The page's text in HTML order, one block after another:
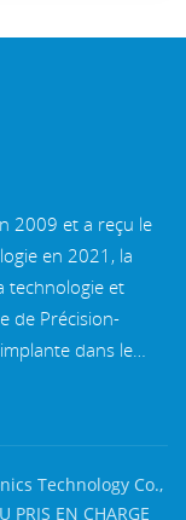
2009 et a reçu le
en 2021, la
technologie et
de Précision-
dans le
ville optique
d'un personnel
optique
d'assemblage et
Technology Co.,
PRIS EN CHARGE